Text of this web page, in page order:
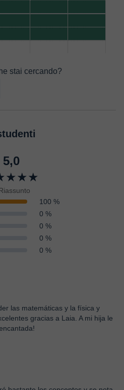
stai cercando?
5,0
100 %
0 %
0 %
0 %
0 %
las matemáticas y la física y
gracias a Laia. A mi hija le